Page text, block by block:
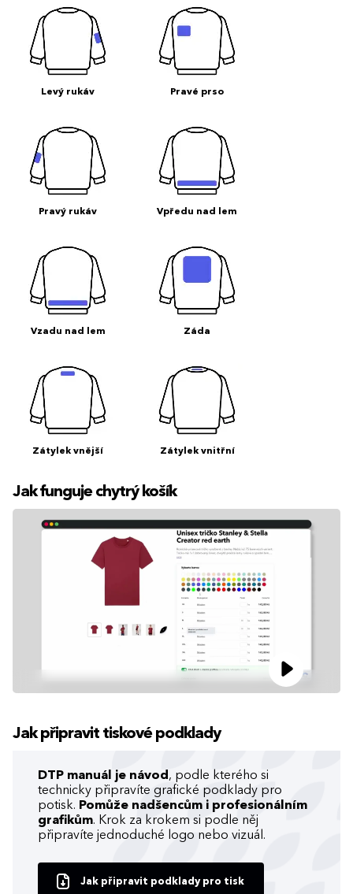
Levý rukáv Pravé prso
Pravý rukáv Vpředu nad lem
Vzadu nad lem Záda
Zátylek vnější Zátylek vnitřní
Jak funguje chytrý košík
Jak připravit tiskové podklady
DTP manuál je návod , podle kterého si
technicky připravíte grafické podklady pro
potisk. Pomůže nadšencům i profesionálním
grafikům. Krok za krokem si podle něj
připravíte jednoduché logo nebo vizuál.
Jak připravit podklady pro tisk